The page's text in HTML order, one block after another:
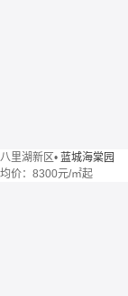
八里湖新区• 蓝城海棠园
均价： 8300元/㎡起